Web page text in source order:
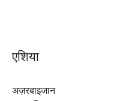
एशिया
अज़रबाइजान